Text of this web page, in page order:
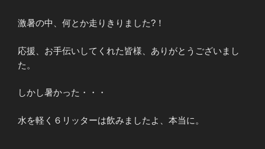
激暑の中、何とか走りきりました?！
応援、お手伝いしてくれた皆様、ありがとうございまし
た。
しかし暑かった・・・
水を軽く６リッターは飲みましたよ、本当に。